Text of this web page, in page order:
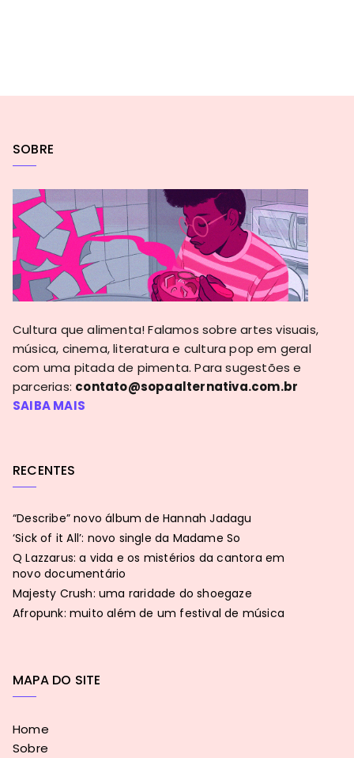
SOBRE
Cultura que alimenta! Falamos sobre artes visuais,
música, cinema, literatura e cultura pop em geral
com uma pitada de pimenta. Para sugestões e
parcerias: contato@sopaalternativa.com.br
SAIBA MAIS
RECENTES
“Describe” novo álbum de Hannah Jadagu
‘Sick of it All’: novo single da Madame So
Q Lazzarus: a vida e os mistérios da cantora em
novo documentário
Majesty Crush: uma raridade do shoegaze
Afropunk: muito além de um festival de música
MAPA DO SITE
Home
Sobre